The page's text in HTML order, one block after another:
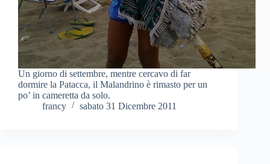
Un giorno di settembre, mentre cercavo di far
dormire la Patacca, il Malandrino è rimasto per un
po’ in cameretta da solo.
francy
sabato 31 Dicembre 2011